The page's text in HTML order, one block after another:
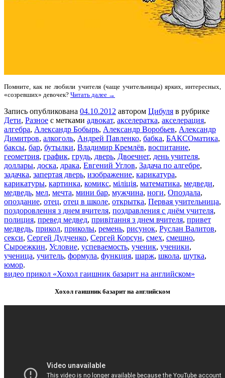
Помните, как не любили учителя (чаще учительницы) ярких, интересных,
«созревших» девочек? Читать далее →
Запись опубликована 04.10.2012 автором Цибуля в рубрике
Дети, Разное с метками адвокат, акселератка, акселерация,
алгебра, Александр Бобырь, Александр Воробьев, Александр
Димитров, алкоголь, Андрей Павленко, бабка, БАКСОматика,
баксы, бар, бутылки, Владимир Кремлёв, воспитание,
геометрия, график, грудь, дверь, Двоечнег, день учителя,
доллары, доска, драка, Евгений Углов, Задача по алгебре,
задачка, запертая дверь, изображение, карикатура,
карикатуры, картинка, комикс, міліція, математика, медведи,
медведь, мел, мечта, мини бар, мужчина, ноги, Опоздала,
опоздание, отец, отец в школе, открытка, Первая учительница,
поздоровлення з днем вчителя, поздравления с днём учителя,
полиция, превед медвед, привітання з днем вчителя, привет
медведь, прикол, приколы, ремень, рисунок, Руслан Валитов,
секси, Сергей Дудченко, Сергей Корсун, смех, смешно,
Сыроежкин, Условие, успеваемость, ученик, ученики,
ученица, учитель, формула, функция, шарж, школа, шутка,
юмор.
видео прикол «Хохол гаишник базарит на английском»
Хохол гаишник базарит на английском